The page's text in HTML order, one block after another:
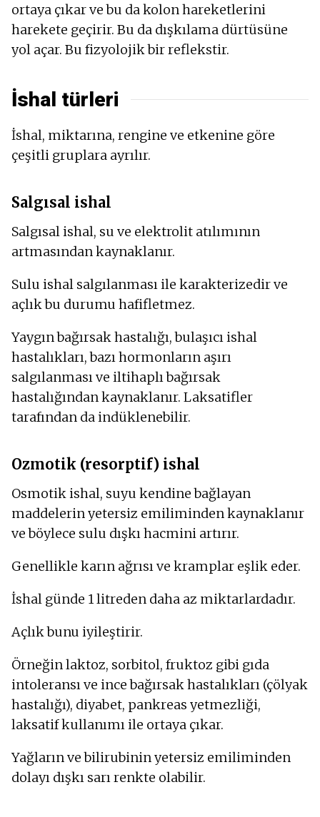
ortaya çıkar ve bu da kolon hareketlerini
harekete geçirir. Bu da dışkılama dürtüsüne
yol açar. Bu fizyolojik bir reflekstir.
İshal türleri
İshal, miktarına, rengine ve etkenine göre
çeşitli gruplara ayrılır.
Salgısal ishal
Salgısal ishal, su ve elektrolit atılımının
artmasından kaynaklanır.
Sulu ishal salgılanması ile karakterizedir ve
açlık bu durumu hafifletmez.
Yaygın bağırsak hastalığı, bulaşıcı ishal
hastalıkları, bazı hormonların aşırı
salgılanması ve iltihaplı bağırsak
hastalığından kaynaklanır. Laksatifler
tarafından da indüklenebilir.
Ozmotik (resorptif) ishal
Osmotik ishal, suyu kendine bağlayan
maddelerin yetersiz emiliminden kaynaklanır
ve böylece sulu dışkı hacmini artırır.
Genellikle karın ağrısı ve kramplar eşlik eder.
İshal günde 1 litreden daha az miktarlardadır.
Açlık bunu iyileştirir.
Örneğin laktoz, sorbitol, fruktoz gibi gıda
intoleransı ve ince bağırsak hastalıkları (çölyak
hastalığı), diyabet, pankreas yetmezliği,
laksatif kullanımı ile ortaya çıkar.
Yağların ve bilirubinin yetersiz emiliminden
dolayı dışkı sarı renkte olabilir.